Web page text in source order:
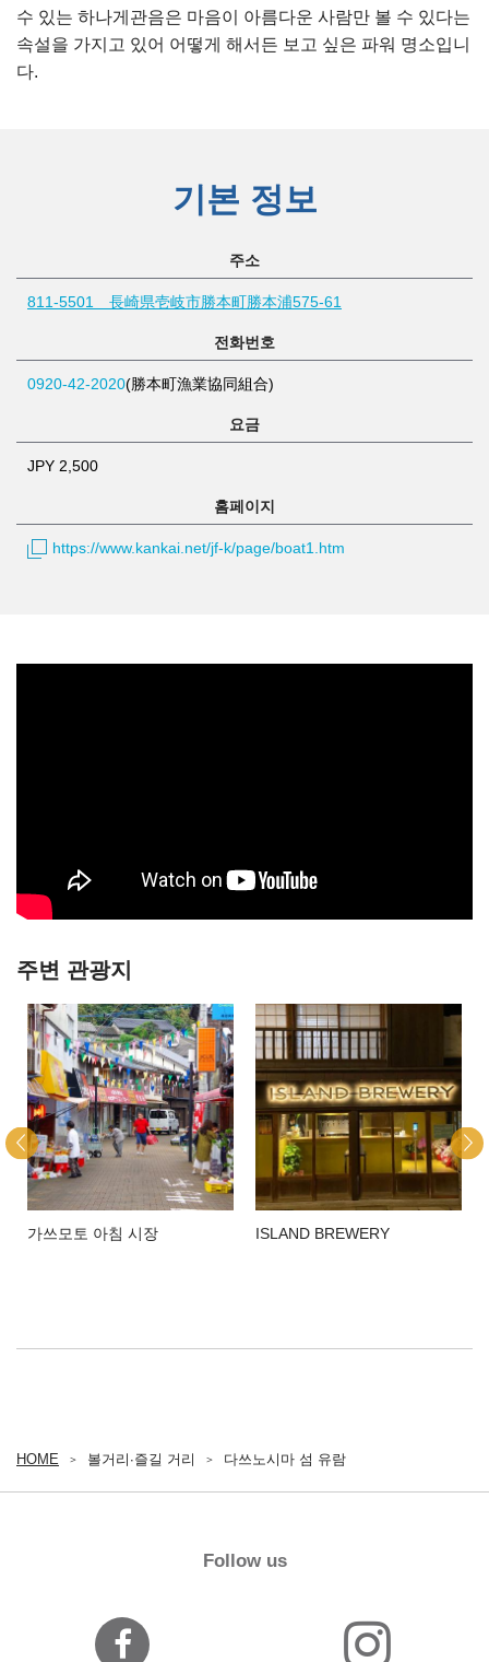
수 있는 하나게관음은 마음이 아름다운 사람만 볼 수 있다는
속설을 가지고 있어 어떻게 해서든 보고 싶은 파워 명소입니
다.
기본 정보
주소
811-5501 長崎県壱岐市勝本町勝本浦575-61
전화번호
0920-42-2020(勝本町漁業協同組合)
요금
JPY 2,500
홈페이지
https://www.kankai.net/jf-k/page/boat1.htm
주변 관광지
가쓰모토 아침 시장 ISLAND BREWERY
HOME 볼거리∙즐길 거리 다쓰노시마 섬 유람
Follow us